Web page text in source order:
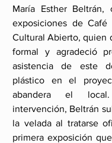
María Esther Beltrán,
exposiciones de Café
Cultural Abierto, quien
formal y agradeció
asistencia de este
plástico en el
abandera el
intervención, Beltrán
la velada al tratarse
primera exposición